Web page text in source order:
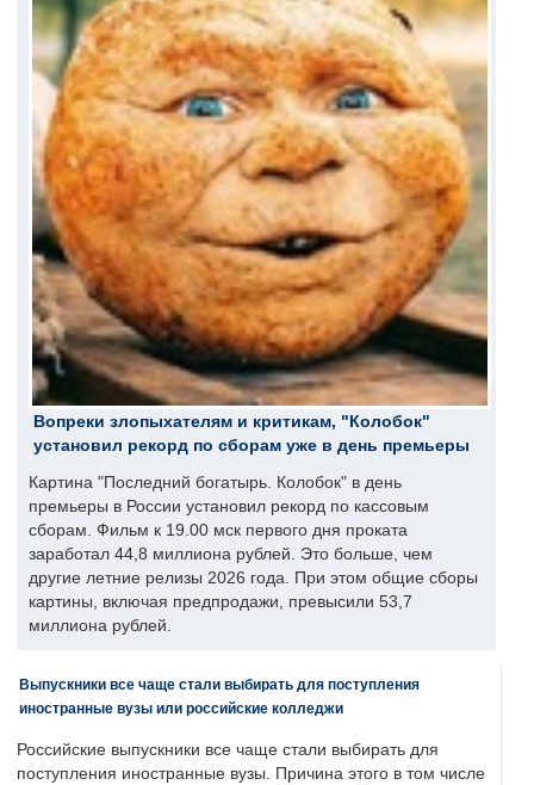
Вопреки злопыхателям и критикам, "Колобок"
установил рекорд по сборам уже в день премьеры
Картина "Последний богатырь. Колобок" в день
премьеры в России установил рекорд по кассовым
сборам. Фильм к 19.00 мск первого дня проката
заработал 44,8 миллиона рублей. Это больше, чем
другие летние релизы 2026 года. При этом общие сборы
картины, включая предпродажи, превысили 53,7
миллиона рублей.
Выпускники все чаще стали выбирать для поступления
иностранные вузы или российские колледжи
Российские выпускники все чаще стали выбирать для
поступления иностранные вузы. Причина этого в том числе